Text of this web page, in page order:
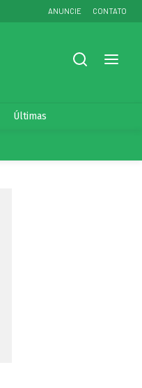
ANUNCIE CONTATO
Últimas